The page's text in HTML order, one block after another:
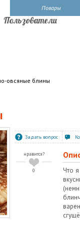
Повары
Пользователи
овсяные блины
Задать вопрос
нравится?
0
Что